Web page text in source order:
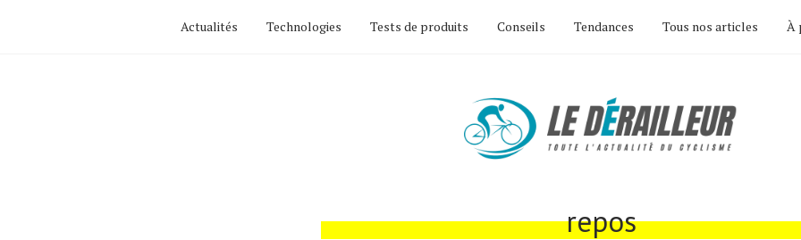
Actualités Technologies Tests de produits Conseils Tendances Tous nos articles À
repos